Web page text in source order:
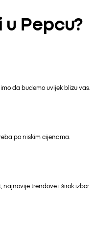
Pepcu?
da budemo uvijek blizu vas.
po niskim cijenama.
trendove i širok izbor.